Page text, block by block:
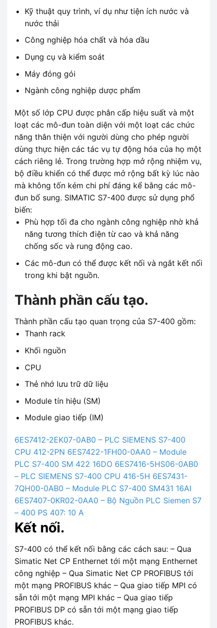
Kỹ thuật quy trình, ví dụ như tiện ích nước và
nước thải
Công nghiệp hóa chất và hóa dầu
Dụng cụ và kiểm soát
Máy đóng gói
Ngành công nghiệp dược phẩm
Một số lớp CPU được phân cấp hiệu suất và một
loạt các mô-đun toàn diện với một loạt các chức
năng thân thiện với người dùng cho phép người
dùng thực hiện các tác vụ tự động hóa của họ một
cách riêng lẻ. Trong trường hợp mở rộng nhiệm vụ,
bộ điều khiển có thể được mở rộng bất kỳ lúc nào
mà không tốn kém chi phí đáng kể bằng các mô-
đun bổ sung. SIMATIC S7-400 được sử dụng phổ
biến:
Phù hợp tối đa cho ngành công nghiệp nhờ khả
năng tương thích điện từ cao và khả năng
chống sốc và rung động cao.
Các mô-đun có thể được kết nối và ngắt kết nối
trong khi bật nguồn.
Thành phần cấu tạo.
Thành phần cấu tạo quan trọng của S7-400 gồm:
Thanh rack
Khối nguồn
CPU
Thẻ nhớ lưu trữ dữ liệu
Module tín hiệu (SM)
Module giao tiếp (IM)
6ES7412-2EK07-0AB0 – PLC SIEMENS S7-400
CPU 412-2PN 6ES7422-1FH00-0AA0 – Module
PLC S7-400 SM 422 16DO 6ES7416-5HS06-0AB0
– PLC SIEMENS S7-400 CPU 416-5H 6ES7431-
7QH00-0AB0 – Module PLC S7-400 SM431 16AI
6ES7407-0KR02-0AA0 – Bộ Nguồn PLC Siemen S7
– 400 PS 407: 10 A
Kết nối.
S7-400 có thể kết nối bằng các cách sau: – Qua
Simatic Net CP Enthernet tới một mạng Enthernet
công nghiệp – Qua Simatic Net CP PROFIBUS tới
một mạng PROFIBUS khác – Qua giao tiếp MPI có
sẵn tới một mạng MPI khác – Qua giao tiếp
PROFIBUS DP có sẵn tới một mạng giao tiếp
PROFIBUS khác.